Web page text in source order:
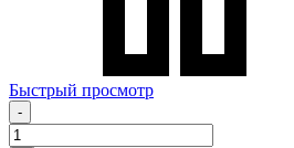
Быстрый просмотр
-